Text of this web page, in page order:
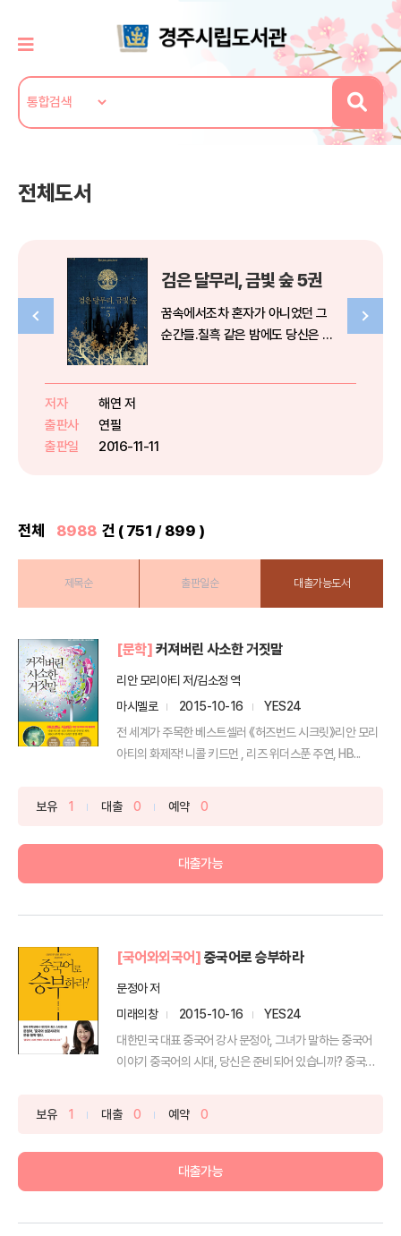
전체도서
검은 달무리, 금빛 숲 5권
꿈속에서조차 혼자가 아니었던 그
순간들.칠흑 같은 밤에도 당신은 흡
저자
해연 저
출판사
연필
출판일
2016-11-11
전체 8988 건 ( 751 / 899 )
제목순 출판일순 대출가능도서
[문학] 커져버린 사소한 거짓말
리안 모리아티 저/김소정 역
마시멜로
2015-10-16
YES24
전 세계가 주목한 베스트셀러 《허즈번드 시크릿》리안 모리
아티의 화제작! 니콜 키드먼 , 리즈 위더스푼 주연, HB...
보유 1 대출 0 예약 0
대출가능
[국어와외국어] 중국어로 승부하라
문정아 저
미래의창
2015-10-16
YES24
대한민국 대표 중국어 강사 문정아, 그녀가 말하는 중국어
이야기 중국어의 시대, 당신은 준비되어 있습니까? 중국어
보유 1 대출 0 예약 0
대출가능